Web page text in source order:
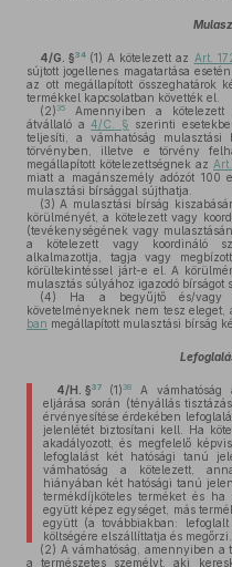
4/G. §34 (1) A kötelezett az Art.
sújtott jogellenes magatartása
az ott megállapított összeghatárok
termékkel kapcsolatban követték el.
(2) 35
Amennyiben a kötelezett
átvállaló a4/C. § szerinti
teljesíti, a vámhatóság
törvényben, illetve e törvény
megállapított kötelezettségnek az
miatt a magánszemély adózót 100
mulasztási bírsággal sújthatja.
(3) A mulasztási bírság
körülményét, a kötelezett vagy
(tevékenységének vagy
a kötelezett vagy koordináló
alkalmazottja, tagja vagy
körültekintéssel járt-e el. A
mulasztás súlyához igazodó bírságot
(4) Ha a begyűjtő és/vagy
követelményeknek nem tesz eleget,
ban megállapított mulasztási bírság
4/H. §37 (1) 38A vámhatóság
eljárása során (tényállás
érvényesítése érdekében
jelenlétét biztosítani kell. Ha
akadályozott, és megfelelő
lefoglalást két hatósági tanú
vámhatóság a kötelezett,
hiányában két hatósági tanú
termékdíjköteles terméket és
együtt képez egységet, más
együtt (a továbbiakban:
költségére elszállíttatja és megőrzi.
(2) A vámhatóság, amennyiben a
a természetes személyt, aki